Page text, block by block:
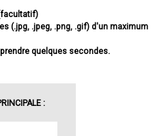
(.jpg, .jpeg, .png, .gif) d'un maximum
quelques secondes.
: